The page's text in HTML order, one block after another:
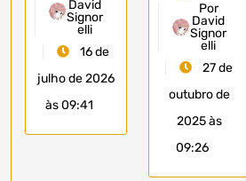
David
Signor
elli
16 de
julho de 2026
às 09:41
Por
David
Signor
elli
27 de
outubro de
2025 às
09:26